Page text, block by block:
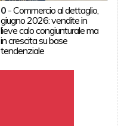
0 -Commercio al dettaglio,
giugno 2026: vendite in
lieve calo congiunturale ma
in crescita su base
tendenziale